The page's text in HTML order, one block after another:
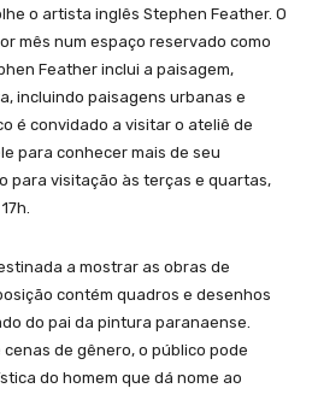
o artista inglês Stephen Feather. O
mês num espaço reservado como
Feather inclui a paisagem,
incluindo paisagens urbanas e
é convidado a visitar o ateliê de
para conhecer mais de seu
para visitação às terças e quartas,
a mostrar as obras de
contém quadros e desenhos
do pai da pintura paranaense.
de gênero, o público pode
do homem que dá nome ao